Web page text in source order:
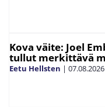
Kova väite: Joel
tullut merkittävä
Eetu Hellsten | 07.08.2026